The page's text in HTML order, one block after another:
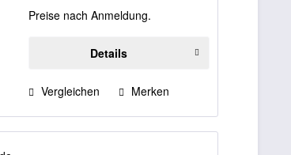
Preise nach Anmeldung.
Details
Vergleichen Merken